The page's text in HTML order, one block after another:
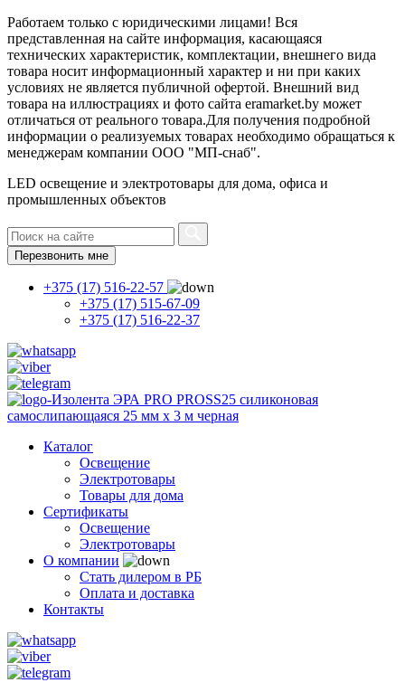
Работаем только с юридическими лицами! Вся
представленная на сайте информация, касающаяся
технических характеристик, комплектации, внешнего вида
товара носит информационный характер и ни при каких
условиях не является публичной офертой. Внешний вид
товара на иллюстрациях и фото сайта eramarket.by может
отличаться от реального товара.Для получения подробной
информации о реализуемых товарах необходимо обращаться к
менеджерам компании ООО "МП-снаб".
LED освещение и электротовары для дома, офиса и
промышленных объектов
Перезвонить мне
+375 (17) 516-22-57
+375 (17) 515-67-09
+375 (17) 516-22-37
Каталог
Освещение
Электротовары
Товары для дома
Сертификаты
Освещение
Электротовары
О компании
Стать дилером в РБ
Оплата и доставка
Контакты